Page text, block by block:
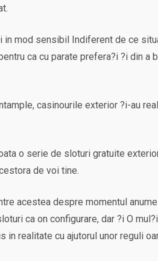
mod sensibil Indiferent de ce
ca cu parate prefera?i ?i din a
casinourile exterior ?i-au
o serie de sloturi gratuite
de voi tine.
acestea despre momentul
ca on configurare, dar ?i O
realitate cu ajutorul unor reguli